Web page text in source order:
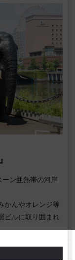
ン亜熱帯の河岸
かんやオレンジ等
ビルに取り囲まれ